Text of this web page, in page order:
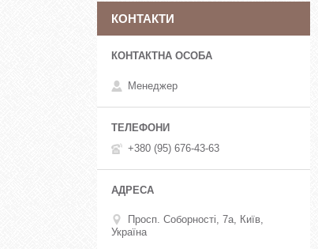
КОНТАКТИ
Менеджер
+380 (95) 676-43-63
Просп. Соборності, 7а, Київ,
Україна